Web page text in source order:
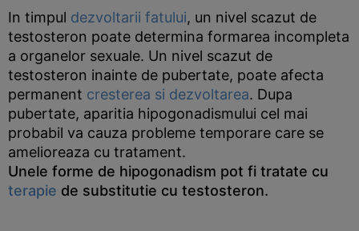
In timpul dezvoltarii fatului, un nivel scazut de
testosteron poate determina formarea incompleta
a organelor sexuale. Un nivel scazut de
testosteron inainte de pubertate, poate afecta
permanent cresterea si dezvoltarea. Dupa
pubertate, aparitia hipogonadismului cel mai
probabil va cauza probleme temporare care se
amelioreaza cu tratament.
Unele forme de hipogonadism pot fi tratate cu
terapie de substitutie cu testosteron.